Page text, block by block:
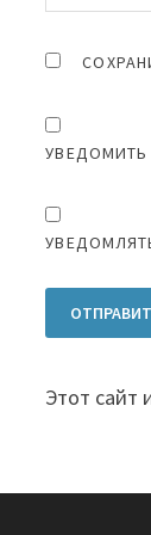
УВЕДОМИТЬ
Этот сайт